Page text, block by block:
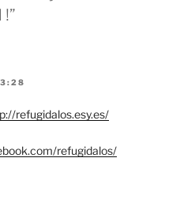
refugidalos.esy.es/
refugidalos/